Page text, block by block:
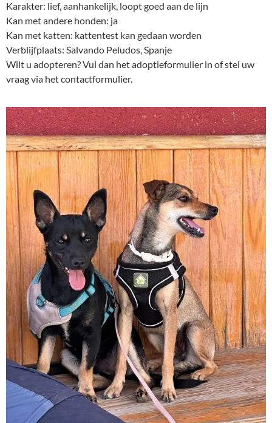
Karakter: lief, aanhankelijk, loopt goed aan de lijn
Kan met andere honden: ja
Kan met katten: kattentest kan gedaan worden
Verblijfplaats: Salvando Peludos, Spanje
Wilt u adopteren? Vul dan het adoptieformulier in of stel uw
vraag via het contactformulier.